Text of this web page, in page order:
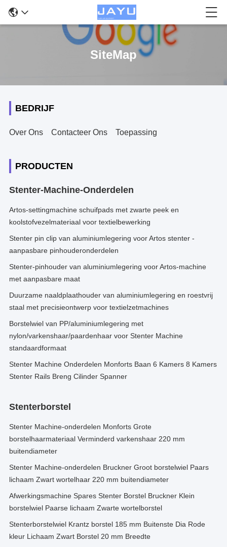
SiteMap
BEDRIJF
Over Ons Contacteer Ons Toepassing
PRODUCTEN
Stenter-Machine-Onderdelen
Artos-settingmachine schuifpads met zwarte peek en
koolstofvezelmateriaal voor textielbewerking
Stenter pin clip van aluminiumlegering voor Artos stenter -
aanpasbare pinhouderonderdelen
Stenter-pinhouder van aluminiumlegering voor Artos-machine
met aanpasbare maat
Duurzame naaldplaathouder van aluminiumlegering en roestvrij
staal met precisieontwerp voor textielzetmachines
Borstelwiel van PP/aluminiumlegering met
nylon/varkenshaar/paardenhaar voor Stenter Machine
standaardformaat
Stenter Machine Onderdelen Monforts Baan 6 Kamers 8 Kamers
Stenter Rails Breng Cilinder Spanner
Stenterborstel
Stenter Machine-onderdelen Monforts Grote
borstelhaarmateriaal Verminderd varkenshaar 220 mm
buitendiameter
Stenter Machine-onderdelen Bruckner Groot borstelwiel Paars
lichaam Zwart wortelhaar 220 mm buitendiameter
Afwerkingsmachine Spares Stenter Borstel Bruckner Klein
borstelwiel Paarse lichaam Zwarte wortelborstel
Stenterborstelwiel Krantz borstel 185 mm Buitenste Dia Rode
kleur Lichaam Zwart Borstel 20 mm Breedte